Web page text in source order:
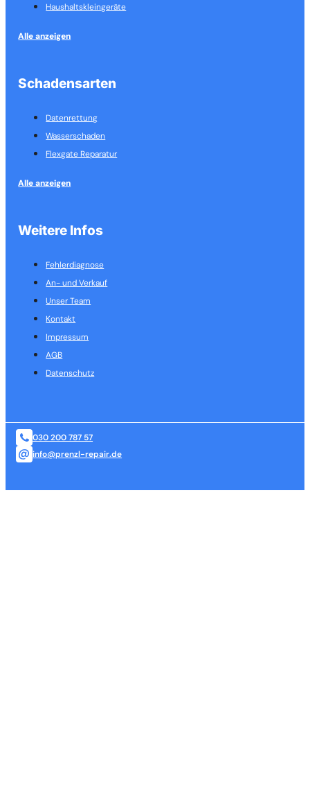
Haushalts­kleingeräte
Alle anzeigen
Schadensarten
Datenrettung
Wasserschaden
Flexgate Reparatur
Alle anzeigen
Weitere Infos
Fehlerdiagnose
An- und Verkauf
Unser Team
Kontakt
Impressum
AGB
Datenschutz
030 200 787 57
info@prenzl-repair.de